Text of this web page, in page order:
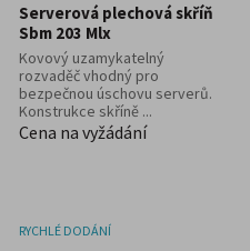
Serverová plechová skříň
Sbm 203 Mlx
Kovový uzamykatelný
rozvaděč vhodný pro
bezpečnou úschovu serverů.
Konstrukce skříně ...
Cena na vyžádání
RYCHLÉ DODÁNÍ